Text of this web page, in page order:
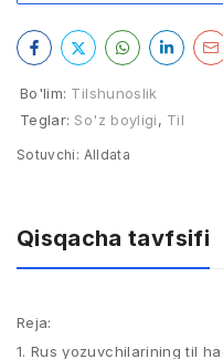
Bo'lim: Tilshunoslik
Teglar: So'z boyligi, Til
Sotuvchi: Alldata
Qisqacha tavfsifi
Reja:
1. Rus yozuvchilаrining til